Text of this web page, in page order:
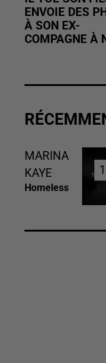
ENVOIE DES
À SON EX-
COMPAGNE À
MARINA
KAYE
Homeless